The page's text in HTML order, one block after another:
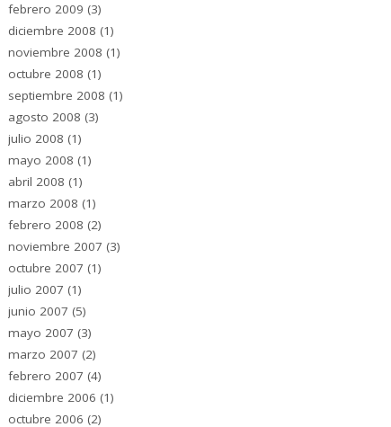
febrero 2009 (3)
diciembre 2008 (1)
noviembre 2008 (1)
octubre 2008 (1)
septiembre 2008 (1)
agosto 2008 (3)
julio 2008 (1)
mayo 2008 (1)
abril 2008 (1)
marzo 2008 (1)
febrero 2008 (2)
noviembre 2007 (3)
octubre 2007 (1)
julio 2007 (1)
junio 2007 (5)
mayo 2007 (3)
marzo 2007 (2)
febrero 2007 (4)
diciembre 2006 (1)
octubre 2006 (2)